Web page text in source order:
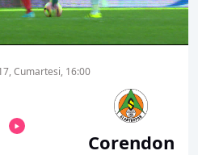
00:00
Cumartesi, 16:00
Corendon